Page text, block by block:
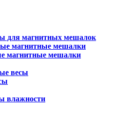
для магнитных мешалок
магнитные мешалки
магнитные мешалки
весы
влажности